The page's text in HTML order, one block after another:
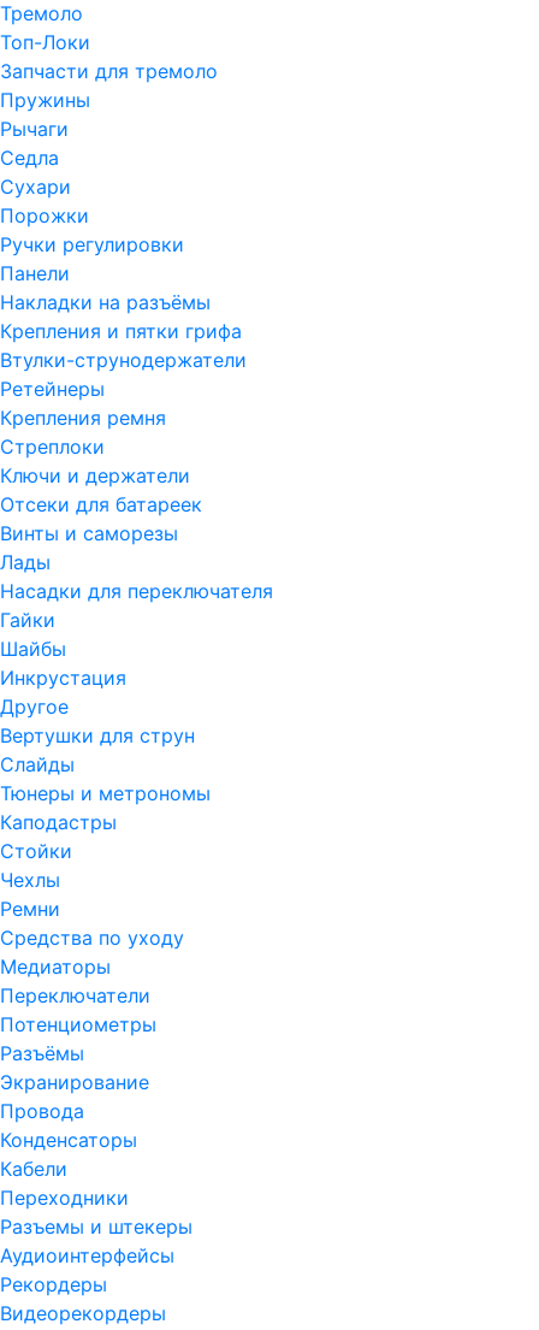
Тремоло
Топ-Локи
Запчасти для тремоло
Пружины
Рычаги
Седла
Сухари
Порожки
Ручки регулировки
Панели
Накладки на разъёмы
Крепления и пятки грифа
Втулки-струнодержатели
Ретейнеры
Крепления ремня
Стреплоки
Ключи и держатели
Отсеки для батареек
Винты и саморезы
Лады
Насадки для переключателя
Гайки
Шайбы
Инкрустация
Другое
Вертушки для струн
Слайды
Тюнеры и метрономы
Каподастры
Стойки
Чехлы
Ремни
Средства по уходу
Медиаторы
Переключатели
Потенциометры
Разъёмы
Экранирование
Провода
Конденсаторы
Кабели
Переходники
Разъемы и штекеры
Аудиоинтерфейсы
Рекордеры
Видеорекордеры